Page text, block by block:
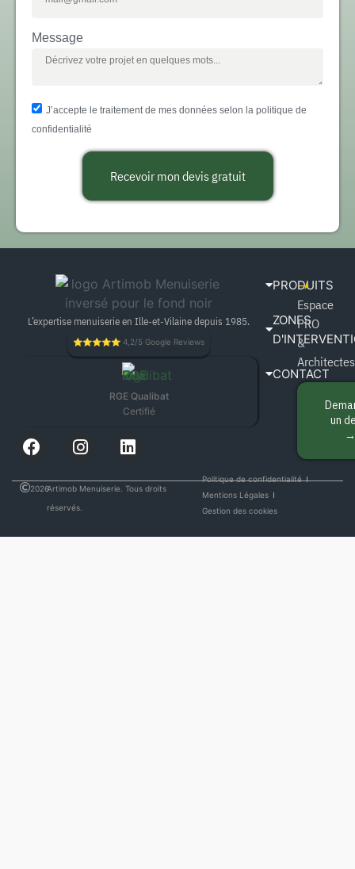
Message
J’accepte le traitement de mes données selon la politique de
confidentialité
Recevoir mon devis gratuit
L’expertise menuiserie en Ille-et-Vilaine depuis 1985.
⭐⭐⭐⭐⭐ 4,2/5 Google Reviews
RGE Qualibat
Certifié
PRODUITS
ZONES
CONTACT
➝‬
Espace
PRO
&
Architectes
un
→
2026Artimob Menuiserie. Tous droits
réservés.
Politique de confidentialité
Mentions Légales
Gestion des cookies